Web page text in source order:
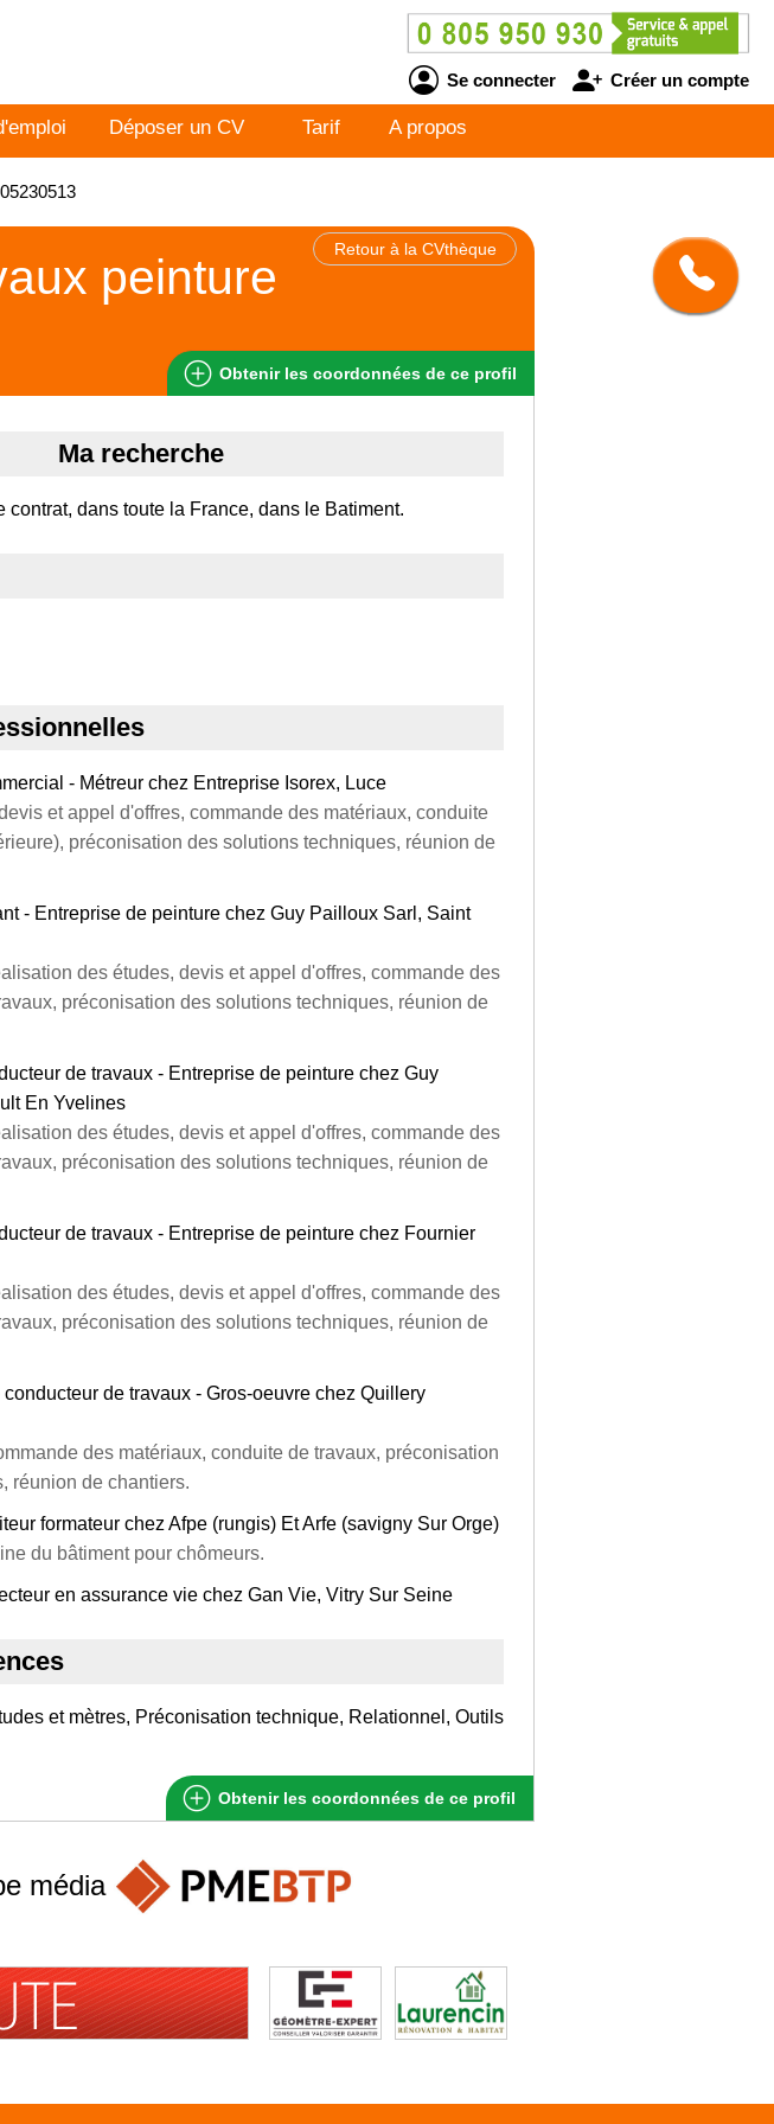
Se connecter Créer un compte
Déposer un CV Tarif A propos
Retour à la CVthèque
peinture
Obtenir les coordonnées de ce profil
Ma recherche
contrat, dans toute la France, dans le Batiment.
- Métreur chez Entreprise Isorex, Luce
et appel d'offres, commande des matériaux, conduite
préconisation des solutions techniques, réunion de
- Entreprise de peinture chez Guy Pailloux Sarl, Saint
des études, devis et appel d'offres, commande des
préconisation des solutions techniques, réunion de
de travaux - Entreprise de peinture chez Guy
En Yvelines
des études, devis et appel d'offres, commande des
préconisation des solutions techniques, réunion de
de travaux - Entreprise de peinture chez Fournier
des études, devis et appel d'offres, commande des
préconisation des solutions techniques, réunion de
conducteur de travaux - Gros-oeuvre chez Quillery
des matériaux, conduite de travaux, préconisation
réunion de chantiers.
formateur chez Afpe (rungis) Et Arfe (savigny Sur Orge)
du bâtiment pour chômeurs.
en assurance vie chez Gan Vie, Vitry Sur Seine
et mètres, Préconisation technique, Relationnel, Outils
Obtenir les coordonnées de ce profil
média